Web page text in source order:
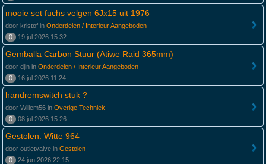
mooie set fuchs velgen 6Jx15 uit 1976
door kristof in Onderdelen / Interieur Aangeboden
0
19 jul 2026 15:32
Gemballa Carbon Stuur (Atiwe Raid 365mm)
door djin in Onderdelen / Interieur Aangeboden
0
16 jul 2026 11:24
handremswitch stuk ?
door Willem56 in Overige Techniek
0
08 jul 2026 15:26
Gestolen: Witte 964
door outletvalve in Gestolen
0
24 jun 2026 22:15